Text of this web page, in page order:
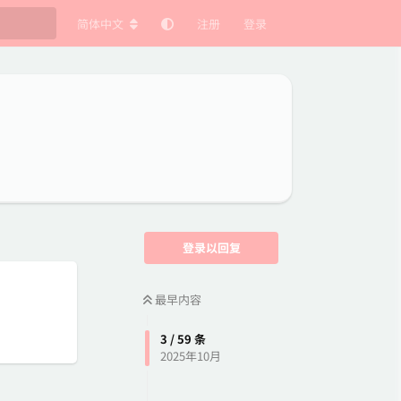
简体中文 注册 登录
登录以回复
最早内容
3 /59 条
2025年10月